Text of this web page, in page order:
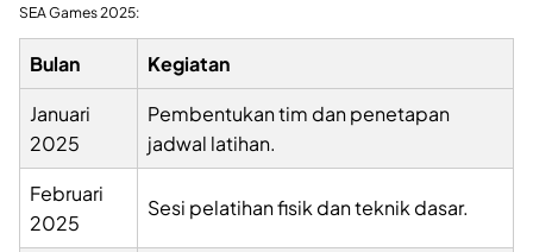
SEA Games 2025:
Bulan
Kegiatan
Januari
2025
Pembentukan tim dan penetapan
jadwal latihan.
Februari
2025
Sesi pelatihan fisik dan teknik dasar.